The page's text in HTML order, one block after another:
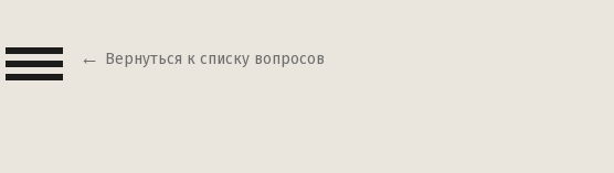
Вернуться к списку вопросов